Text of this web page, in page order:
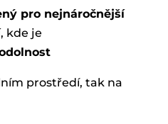
pro nejnáročnější
, kde je
prostředí, tak na